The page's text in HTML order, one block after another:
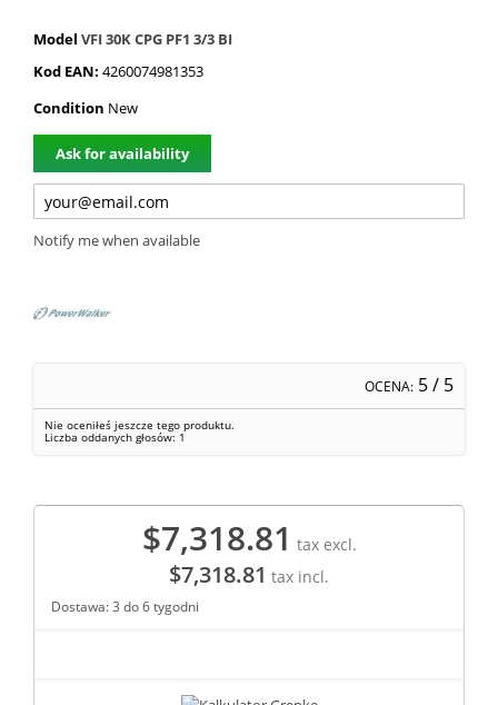
Model VFI 30K CPG PF1 3/3 BI
Kod EAN: 4260074981353
Condition New
Ask for availability
Notify me when available
OCENA: 5/ 5
Nie oceniłeś jeszcze tego produktu.
Liczba oddanych głosów: 1
$7,318.81 tax excl.
$7,318.81 tax incl.
Dostawa: 3 do 6 tygodni